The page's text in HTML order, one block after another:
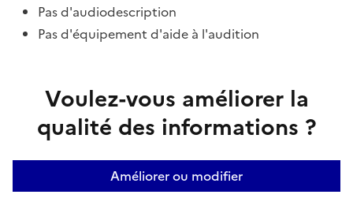
Pas d'audiodescription
Pas d'équipement d'aide à l'audition
Voulez-vous améliorer la
qualité des informations ?
Améliorer ou modifier